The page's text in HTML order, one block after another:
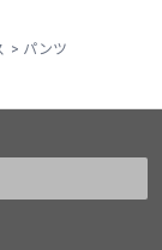
> パンツ